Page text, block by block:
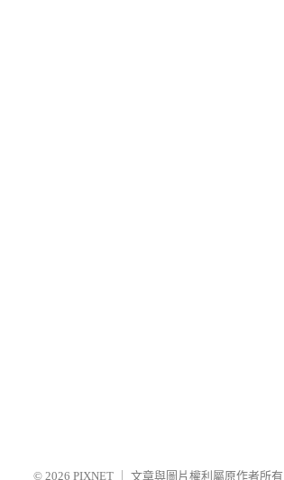
© 2026 PIXNET 文章與圖片權利屬原作者所有